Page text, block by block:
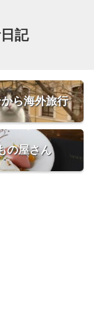
記
ら海外旅行
の屋さん